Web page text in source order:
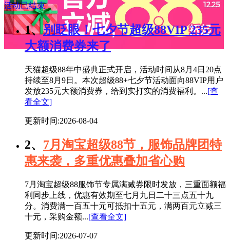
活动已结束
1、 别眨眼！七夕节超级88VIP 235元
大额消费券来了
天猫超级88年中盛典正式开启，活动时间从8月4日20点
持续至8月9日。本次超级88+七夕节活动面向88VIP用户
发放235元大额消费券，给到实打实的消费福利。...[查
看全文]
更新时间:2026-08-04
2、 7月淘宝超级88节，服饰品牌团特
惠来袭，多重优惠叠加省心购
7月淘宝超级88服饰节专属满减券限时发放，三重面额福
利同步上线，优惠有效期至七月九日二十三点五十九
分。消费满一百五十元可抵扣十五元，满两百元立减三
十元，采购金额...[查看全文]
更新时间:2026-07-07